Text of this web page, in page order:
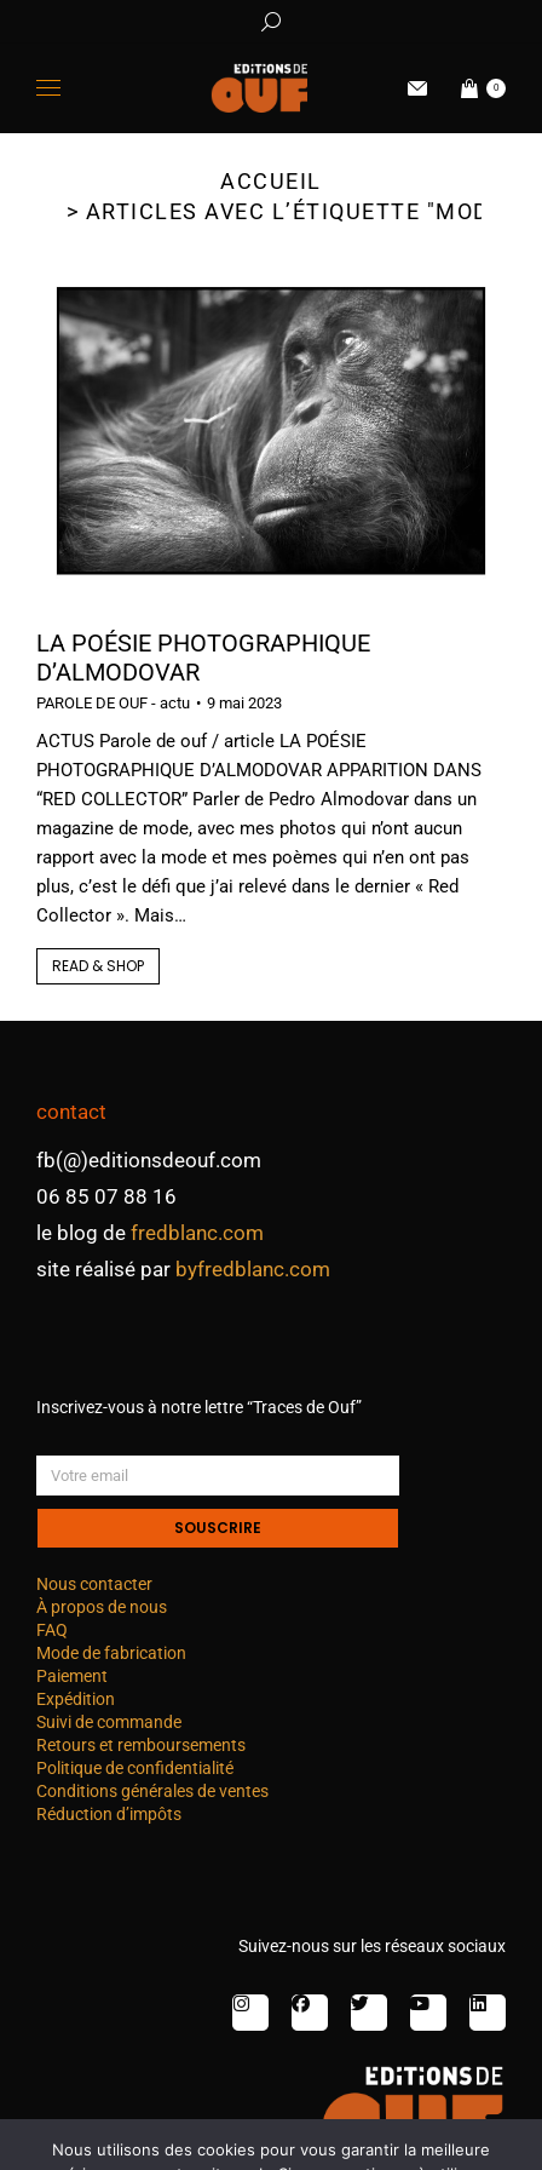
0
ACCUEIL
ARTICLES AVEC L’ÉTIQUETTE "MODE"
LA POÉSIE PHOTOGRAPHIQUE
D’ALMODOVAR
PAROLE DE OUF - actu 9 mai 2023
ACTUS Parole de ouf / article LA POÉSIE
PHOTOGRAPHIQUE D’ALMODOVAR APPARITION DANS
“RED COLLECTOR” Parler de Pedro Almodovar dans un
magazine de mode, avec mes photos qui n’ont aucun
rapport avec la mode et mes poèmes qui n’en ont pas
plus, c’est le défi que j’ai relevé dans le dernier « Red
Collector ». Mais…
READ & SHOP
contact
fb(@)editionsdeouf.com
06 85 07 88 16
le blog de fredblanc.com
site réalisé par byfredblanc.com
Inscrivez-vous à notre lettre “Traces de Ouf”
SOUSCRIRE
Nous contacter
À propos de nous
FAQ
Mode de fabrication
Paiement
Expédition
Suivi de commande
Retours et remboursements
Politique de confidentialité
Conditions générales de ventes
Réduction d’impôts
Suivez-nous sur les réseaux sociaux
Nous utilisons des cookies pour vous garantir la meilleure